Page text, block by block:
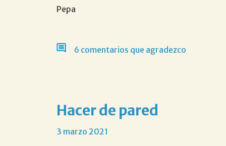
Pepa
6 comentarios que agradezco
Hacer de pared
3 marzo 2021